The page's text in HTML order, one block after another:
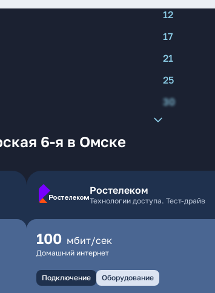
12
17
21
25
30
6-я в Омске
Ростелеком
Технологии доступа. Тест-драйв
100 мбит/сек
Домашний интернет
Подключение Оборудование